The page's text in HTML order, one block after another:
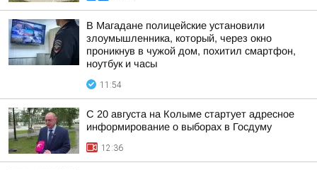
В Магадане полицейские установили
злоумышленника, который, через окно
проникнув в чужой дом, похитил смартфон,
ноутбук и часы
11:54
С 20 августа на Колыме стартует адресное
информирование о выборах в Госдуму
12:36